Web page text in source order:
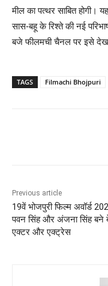
मील का पत्थर साबित होगी।
सास-बहू के रिश्ते की नई
बजे फीलमची चैनल पर इसे
TAGS Filmachi Bhojpuri
Previous article
19वें भोजपुरी फिल्म अवॉर्ड
पवन सिंह और अंजना सिंह बने
एक्टर और एक्ट्रेस